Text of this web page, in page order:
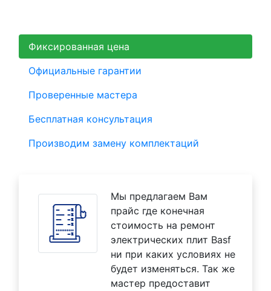
Фиксированная цена
Официальные гарантии
Проверенные мастера
Бесплатная консультация
Производим замену комплектаций
Мы предлагаем Вам
прайс где конечная
стоимость на ремонт
электрических плит Basf
ни при каких условиях не
будет изменяться. Так же
мастер предоставит